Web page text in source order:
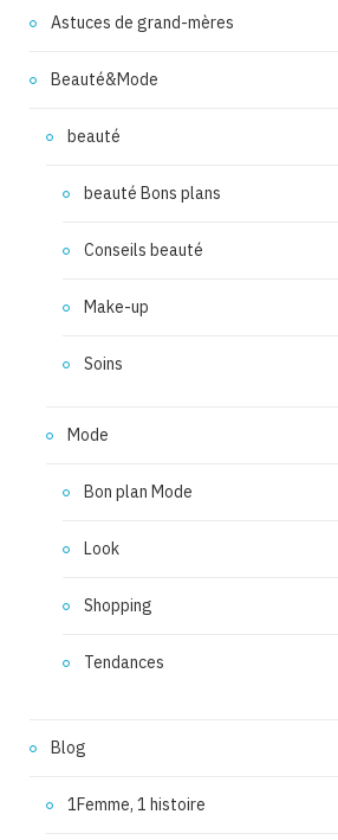
Astuces de grand-mères
Beauté&Mode
beauté
beauté Bons plans
Conseils beauté
Make-up
Soins
Mode
Bon plan Mode
Look
Shopping
Tendances
Blog
1Femme, 1 histoire